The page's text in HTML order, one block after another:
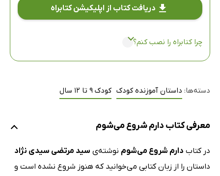
دریافت کتاب از اپلیکیشن کتابراه
چرا کتابراه را نصب کنم؟
دسته‌ها: داستان آموزنده کودک کودک 9 تا 12 سال
معرفی کتاب دارم شروع می‌شوم
در کتاب دارم شروع می‌شوم نوشته‌ی سید مرتضی سیدی نژاد
داستان را از زبان کتابی می‌خوانید که هنوز شروع نشده است و